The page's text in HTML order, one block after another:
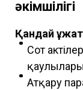
әкімшілігі
Қандай
Сот
Атқару